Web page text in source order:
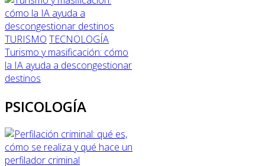
TURISMO TECNOLOGÍA
Turismo y masificación: cómo
la IA ayuda a descongestionar
destinos
PSICOLOGÍA